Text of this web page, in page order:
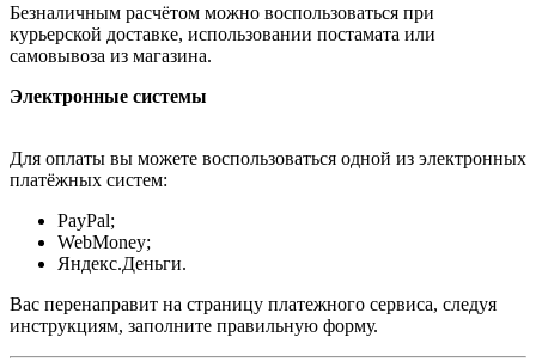
Безналичным расчётом можно воспользоваться при
курьерской доставке, использовании постамата или
самовывоза из магазина.
Электронные системы
Для оплаты вы можете воспользоваться одной из электронных
платёжных систем:
PayPal;
WebMoney;
Яндекс.Деньги.
Вас перенаправит на страницу платежного сервиса, следуя
инструкциям, заполните правильную форму.